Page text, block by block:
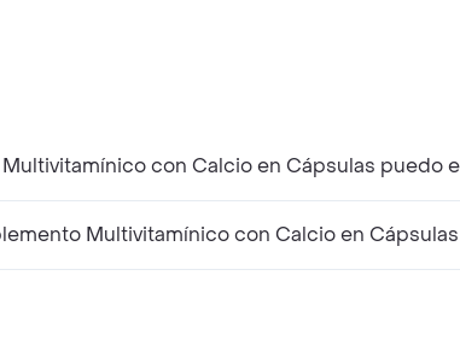
con Calcio en Cápsulas puedo
Multivitamínico con Calcio en